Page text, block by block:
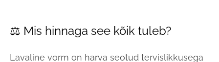
⚖️ Mis hinnaga see kõik tuleb?
Lavaline vorm on harva seotud tervislikkusega